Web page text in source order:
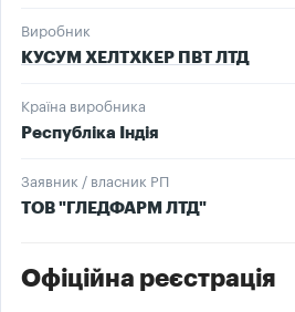
Виробник
КУСУМ ХЕЛТХКЕР ПВТ ЛТД
Країна виробника
Республіка Індія
Заявник / власник РП
ТОВ "ГЛЕДФАРМ ЛТД"
Офіційна реєстрація